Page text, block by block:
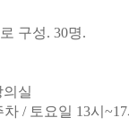
구성. 30명.
실
/ 토요일 13시